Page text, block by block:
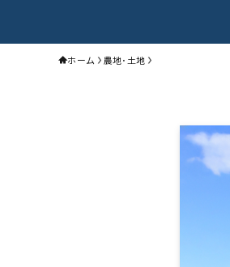
ホーム 農地･土地